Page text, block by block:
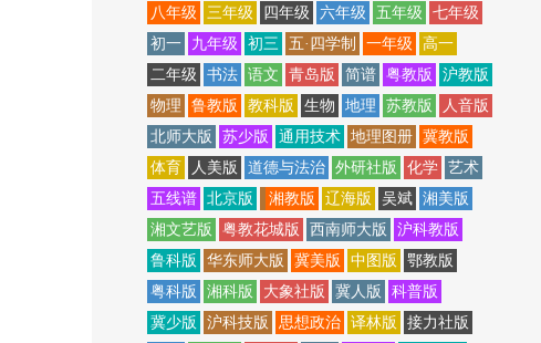
八年级
三年级 四年级 六年级 五年级
七年级
初一
九年级 初三 五·四学制 一年级
高一
二年级
书法 语文 青岛版 简谱 粤教版
沪教版
物理
鲁教版 教科版 生物 地理 苏教版
人音版
北师大版
苏少版 通用技术 地理图册
冀教版
体育
人美版 道德与法治 外研社版 化学
艺术
五线谱
北京版 湘教版 辽海版 吴斌
湘美版
湘文艺版
粤教花城版 西南师大版
沪科教版
鲁科版
华东师大版 冀美版 中图版
鄂教版
粤科版
湘科版 大象社版 冀人版
科普版
冀少版
沪科技版 思想政治 译林版
接力社版